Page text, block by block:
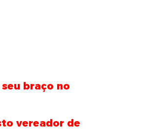
braço no
vereador de